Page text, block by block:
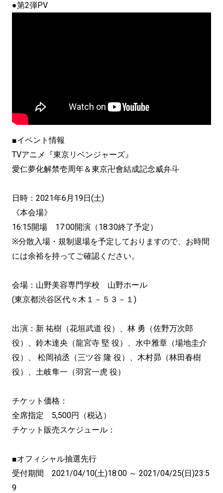
●第2弾PV
■イベント情報
TVアニメ『東京リベンジャーズ』
愛仁夢化解禁壱周年＆東京卍會結成記念威弁斗
日時：2021年6月19日(土)
《本会場》
16:15開場 17:00開演（18:30終了予定）
※分散入場・規制退場を予定しておりますので、お時間
には余裕を持ってご確認ください。
会場：山野美容専門学校 山野ホール
(東京都渋谷区代々木１－５３－１)
出演：新 祐樹（花垣武道 役）、林 勇（佐野万次郎
役）、鈴木達央（龍宮寺 堅 役）、水中雅章（場地圭介
役）、 松岡禎丞（三ツ谷 隆 役）、木村昴（林田春樹
役）、土岐隼一（羽宮一虎 役）
チケット価格：
全席指定 5,500円（税込）
チケット販売スケジュール：
■オフィシャル抽選先行
受付期間 2021/04/10(土)18:00 ～ 2021/04/25(日)23:5
9